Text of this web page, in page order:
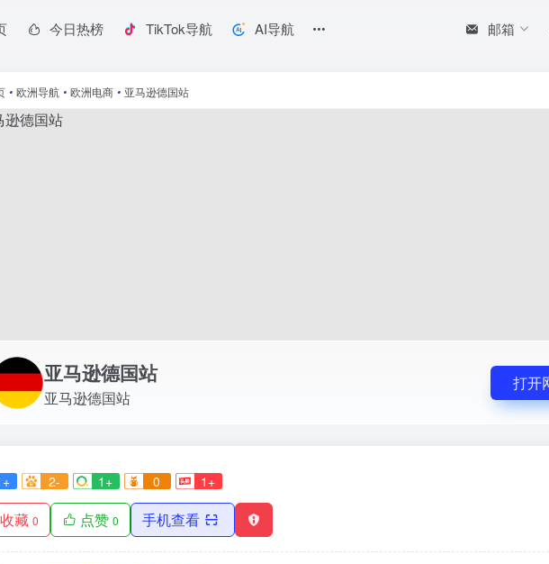
今日热榜 TikTok导航 AI导航 邮箱
• 欧洲导航 • 欧洲电商 • 亚马逊德国站
亚马逊德国站
亚马逊德国站
打开
2- 1+ 0 1+
收藏 0 点赞 0 手机查看